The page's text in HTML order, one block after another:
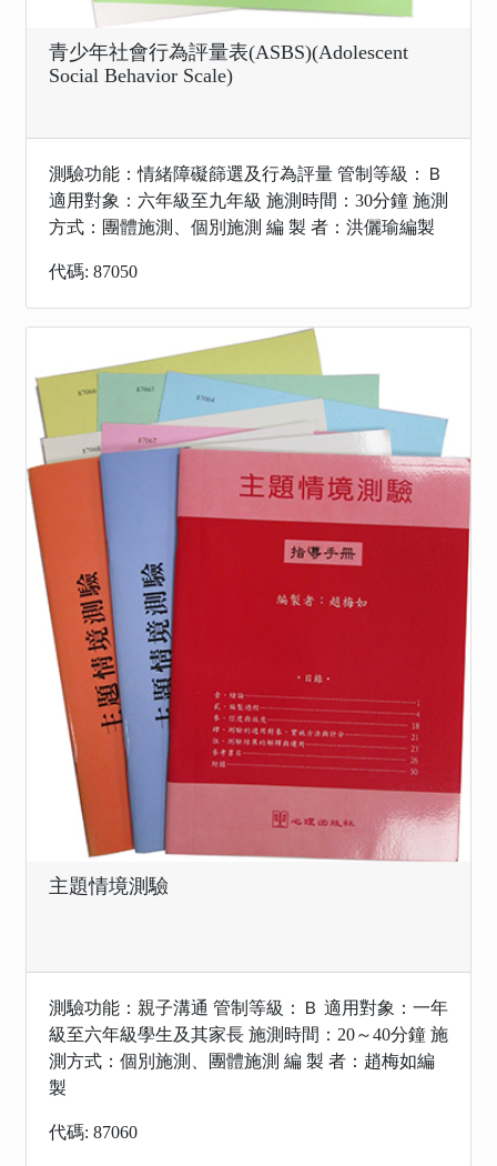
青少年社會行為評量表(ASBS)(Adolescent
Social Behavior Scale)
測驗功能：情緒障礙篩選及行為評量 管制等級：Ｂ
適用對象：六年級至九年級 施測時間：30分鐘 施測
方式：團體施測、個別施測 編 製 者：洪儷瑜編製
代碼: 87050
主題情境測驗
測驗功能：親子溝通 管制等級：Ｂ 適用對象：一年
級至六年級學生及其家長 施測時間：20～40分鐘 施
測方式：個別施測、團體施測 編 製 者：趙梅如編
製
代碼: 87060